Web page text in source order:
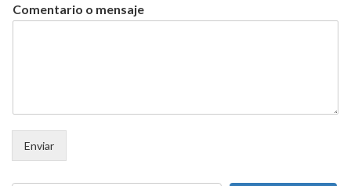
Comentario o mensaje
Enviar